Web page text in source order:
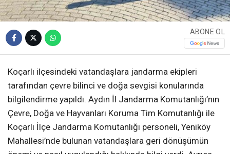
ABONE OL
Koçarlı ilçesindeki vatandaşlara jandarma ekipleri
tarafından çevre bilinci ve doğa sevgisi konularında
bilgilendirme yapıldı. Aydın İl Jandarma Komutanlığı’nın
Çevre, Doğa ve Hayvanları Koruma Tim Komutanlığı ile
Koçarlı İlçe Jandarma Komutanlığı personeli, Yeniköy
Mahallesi’nde bulunan vatandaşlara geri dönüşümün